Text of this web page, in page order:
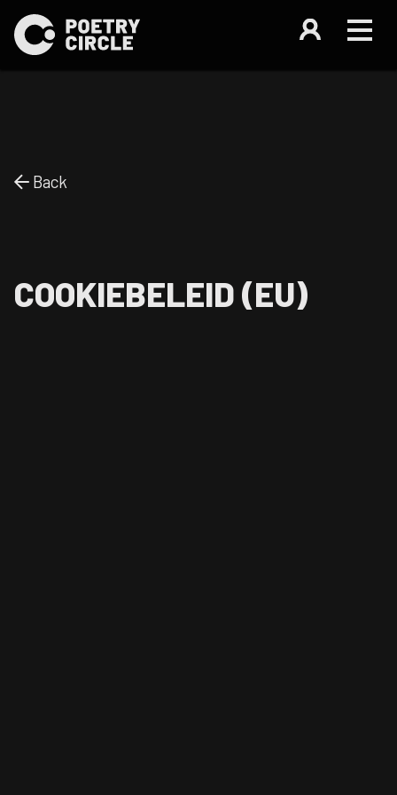
Back
COOKIEBELEID (EU)